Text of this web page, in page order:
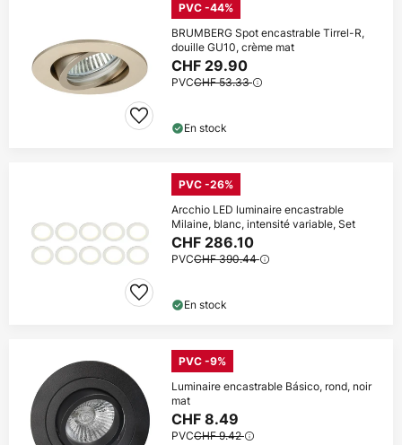
PVC -44%
BRUMBERG Spot encastrable Tirrel-R,
douille GU10, crème mat
CHF 29.90
PVCCHF 53.33
En stock
PVC -26%
Arcchio LED luminaire encastrable
Milaine, blanc, intensité variable, Set
CHF 286.10
PVCCHF 390.44
En stock
PVC -9%
Luminaire encastrable Básico, rond, noir
mat
CHF 8.49
PVCCHF 9.42